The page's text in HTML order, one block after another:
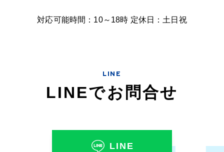
対応可能時間：10～18時 定休日：土日祝
LINE
LINEでお問合せ
LINE